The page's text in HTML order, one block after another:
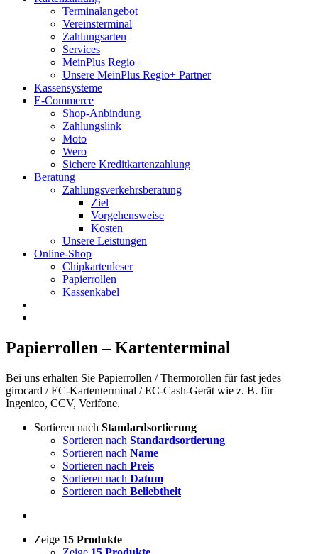
Terminalangebot
Vereinsterminal
Zahlungsarten
Services
MeinPlus Regio+
Unsere MeinPlus Regio+ Partner
Kassensysteme
E-Commerce
Shop-Anbindung
Zahlungslink
Moto
Wero
Sichere Kreditkartenzahlung
Beratung
Zahlungsverkehrsberatung
Ziel
Vorgehensweise
Kosten
Unsere Leistungen
Online-Shop
Chipkartenleser
Papierrollen
Kassenkabel
Papierrollen – Kartenterminal
Bei uns erhalten Sie Papierrollen / Thermorollen für fast jedes
girocard / EC-Kartenterminal / EC-Cash-Gerät wie z. B. für
Ingenico, CCV, Verifone.
Sortieren nach Standardsortierung
Sortieren nach Standardsortierung
Sortieren nach Name
Sortieren nach Preis
Sortieren nach Datum
Sortieren nach Beliebtheit
Zeige 15 Produkte